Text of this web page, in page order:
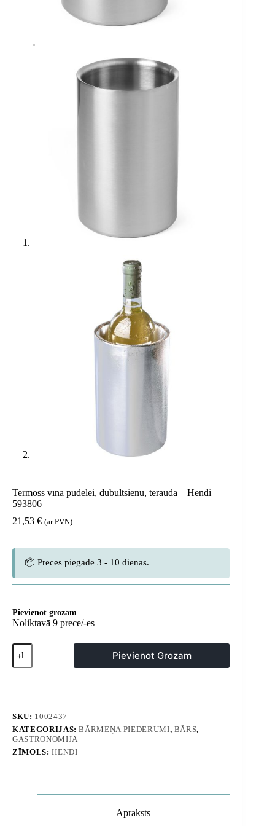
Termoss vīna pudelei, dubultsienu, tērauda – Hendi
593806
21,53 € (ar PVN)
📦 Preces piegāde 3 - 10 dienas.
Pievienot grozam
Noliktavā 9 prece/-es
Termoss
vīna
pudelei,
tērauda
593806
daudzums
Pievienot Grozam
SKU: 1002437
KATEGORIJAS:BĀRMEŅA PIEDERUMI, BĀRS,
GASTRONOMIJA
ZĪMOLS:HENDI
Apraksts